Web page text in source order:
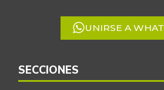
UNIRSE A
SECCIONES